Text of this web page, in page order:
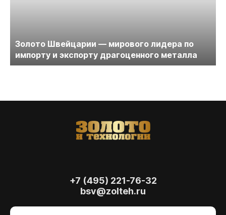
Золото Швейцарии — мирового лидера по
импорту и экспорту драгоценного металла
+7 (495) 221-76-32
bsv@zolteh.ru